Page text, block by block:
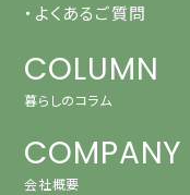
・よくあるご質問
COLUMN
暮らしのコラム
COMPANY
会社概要